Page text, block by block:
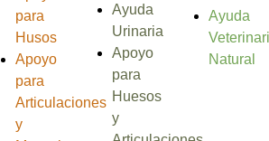
para
Husos
Apoyo
para
Articulaciones
y
Ayuda
Urinaria
Apoyo
para
Huesos
y
Ayuda
Natural